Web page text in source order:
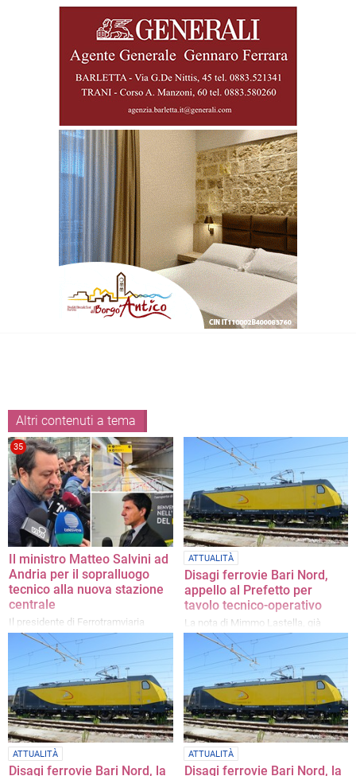
Altri contenuti a tema
35
Il ministro Matteo Salvini ad
Andria per il sopralluogo
tecnico alla nuova stazione
centrale
Il presidente di Ferrotramviaria
Giuseppe Pavoncelli ha parlato degli
interventi in corso anche a Barletta
ATTUALITÀ
Disagi ferrovie Bari Nord,
appello al Prefetto per
tavolo tecnico-operativo
La nota di Mimmo Lastella, già
portavoce Comitato Viaggiatori Bari
e BAT
ATTUALITÀ
Disagi ferrovie Bari Nord, la
ATTUALITÀ
Disagi ferrovie Bari Nord, la